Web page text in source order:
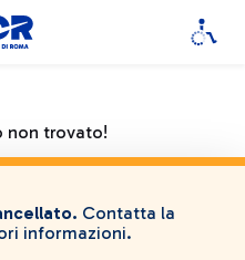
non trovato!
Contatta la
informazioni.